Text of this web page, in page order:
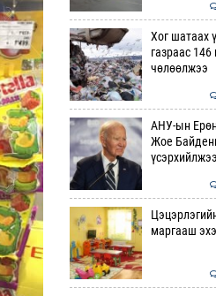
Хог шатаах
газраас
чөлөөлжээ
АНУ-ын
Жое
үсэрхийлжээ
маргааш